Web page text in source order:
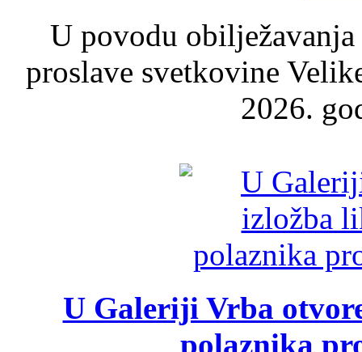
U povodu
proslave svetkovine
2026.
U Galeriji Vrba
polaznika